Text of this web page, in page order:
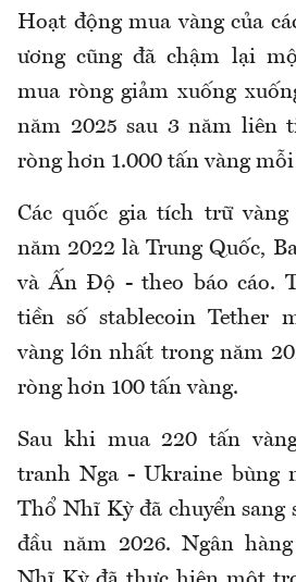
Hoạt động mua vàng của
ương cũng đã chậm lại
mua ròng giảm xuống
năm 2025 sau 3 năm liên
ròng hơn 1.000 tấn vàng
Các quốc gia tích trữ
năm 2022 là Trung Quốc,
và Ấn Độ - theo báo cáo.
tiền số stablecoin Tether
vàng lớn nhất trong năm
ròng hơn 100 tấn vàng.
Sau khi mua 220 tấn
tranh Nga - Ukraine bùng
Thổ Nhĩ Kỳ đã chuyển sang
đầu năm 2026. Ngân